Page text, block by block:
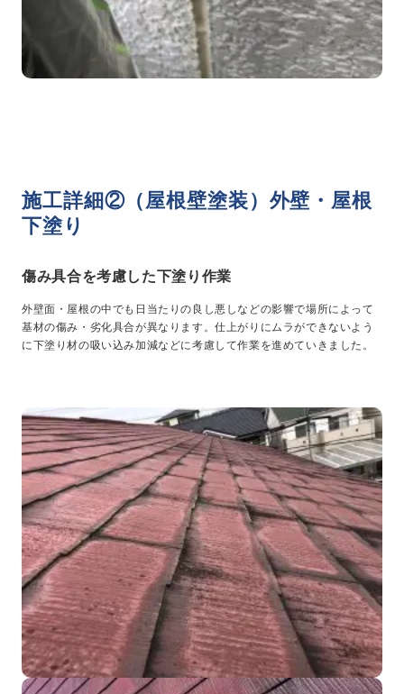
施工詳細②（屋根壁塗装）外壁・屋根
下塗り
傷み具合を考慮した下塗り作業
外壁面・屋根の中でも日当たりの良し悪しなどの影響で場所によって
基材の傷み・劣化具合が異なります。仕上がりにムラができないよう
に下塗り材の吸い込み加減などに考慮して作業を進めていきました。